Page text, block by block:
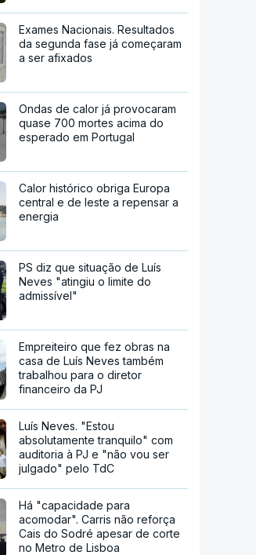
Exames Nacionais. Resultados
da segunda fase já começaram
a ser afixados
Ondas de calor já provocaram
quase 700 mortes acima do
esperado em Portugal
Calor histórico obriga Europa
central e de leste a repensar a
energia
PS diz que situação de Luís
Neves "atingiu o limite do
admissível"
Empreiteiro que fez obras na
casa de Luís Neves também
trabalhou para o diretor
financeiro da PJ
Luís Neves. "Estou
absolutamente tranquilo" com
auditoria à PJ e "não vou ser
julgado" pelo TdC
Há "capacidade para
acomodar". Carris não reforça
Cais do Sodré apesar de corte
no Metro de Lisboa